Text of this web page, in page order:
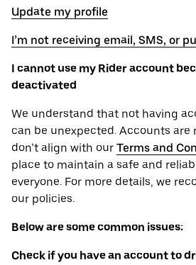
Update my profile
I’m not receiving email, SMS, or
I cannot use my Rider account
deactivated
We understand that not having
can be unexpected. Accounts
don’t align with our Terms and
place to maintain a safe and
everyone. For more details, we
our policies.
Below are some common issues:
Check if you have an account to